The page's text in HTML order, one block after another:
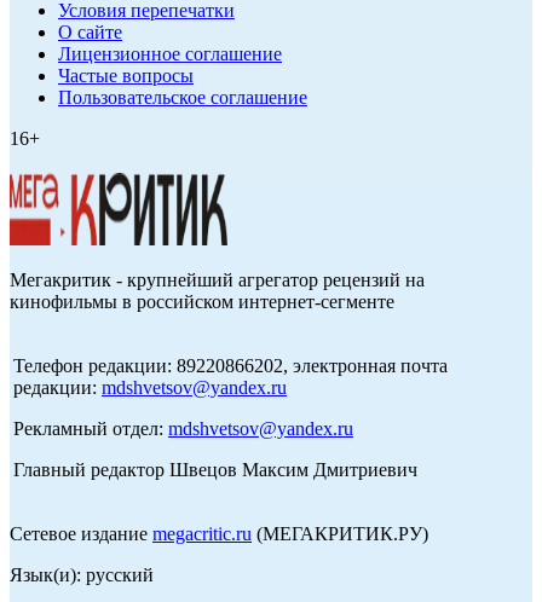
Условия перепечатки
О сайте
Лицензионное соглашение
Частые вопросы
Пользовательское соглашение
16+
Мегакритик - крупнейший агрегатор рецензий на
кинофильмы в российском интернет-сегменте
Телефон редакции: 89220866202, электронная почта
редакции: mdshvetsov@yandex.ru
Рекламный отдел: mdshvetsov@yandex.ru
Главный редактор Швецов Максим Дмитриевич
Сетевое издание megacritic.ru (МЕГАКРИТИК.РУ)
Язык(и): русский